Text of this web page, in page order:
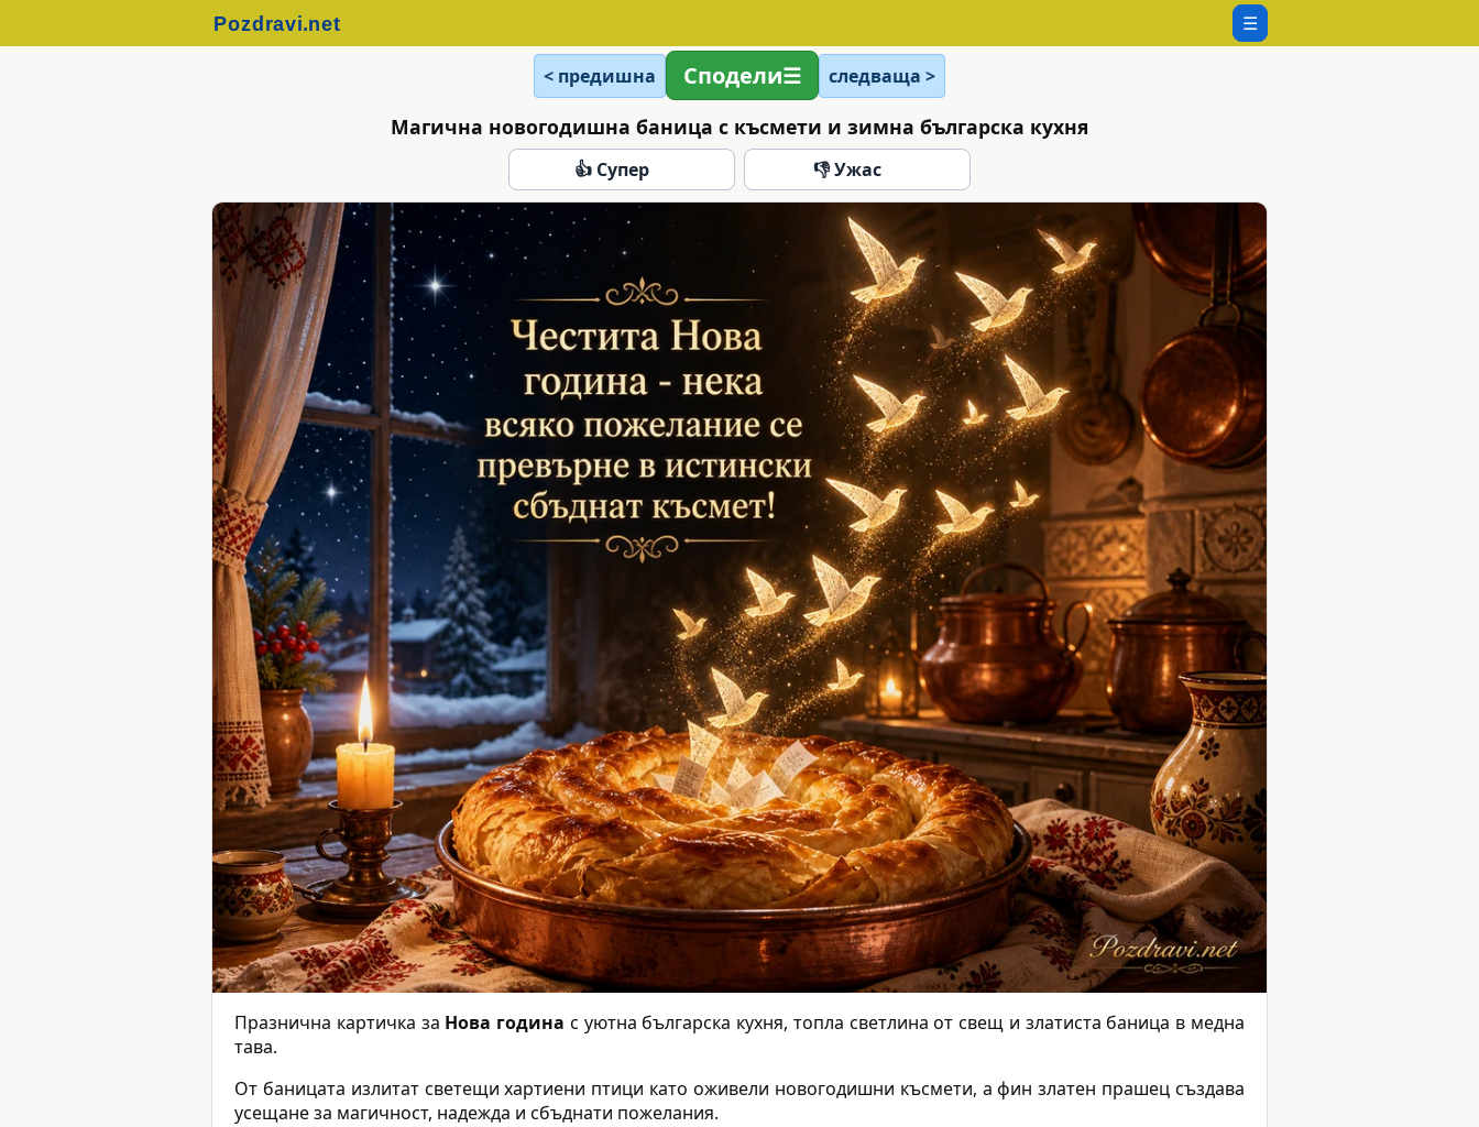
☰
< предишна Сподели следваща >
Магична новогодишна баница с късмети и зимна българска кухня
👍 Супер 👎 Ужас
Празнична картичка за Нова година с уютна българска кухня, топла светлина от свещ и златиста баница в медна
тава.
От баницата излитат светещи хартиени птици като оживели новогодишни късмети, а фин златен прашец създава
усещане за магичност, надежда и сбъднати пожелания.